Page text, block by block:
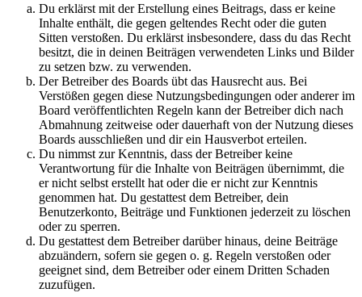
Du erklärst mit der Erstellung eines Beitrags, dass er keine
Inhalte enthält, die gegen geltendes Recht oder die guten
Sitten verstoßen. Du erklärst insbesondere, dass du das Recht
besitzt, die in deinen Beiträgen verwendeten Links und Bilder
zu setzen bzw. zu verwenden.
Der Betreiber des Boards übt das Hausrecht aus. Bei
Verstößen gegen diese Nutzungsbedingungen oder anderer im
Board veröffentlichten Regeln kann der Betreiber dich nach
Abmahnung zeitweise oder dauerhaft von der Nutzung dieses
Boards ausschließen und dir ein Hausverbot erteilen.
Du nimmst zur Kenntnis, dass der Betreiber keine
Verantwortung für die Inhalte von Beiträgen übernimmt, die
er nicht selbst erstellt hat oder die er nicht zur Kenntnis
genommen hat. Du gestattest dem Betreiber, dein
Benutzerkonto, Beiträge und Funktionen jederzeit zu löschen
oder zu sperren.
Du gestattest dem Betreiber darüber hinaus, deine Beiträge
abzuändern, sofern sie gegen o. g. Regeln verstoßen oder
geeignet sind, dem Betreiber oder einem Dritten Schaden
zuzufügen.